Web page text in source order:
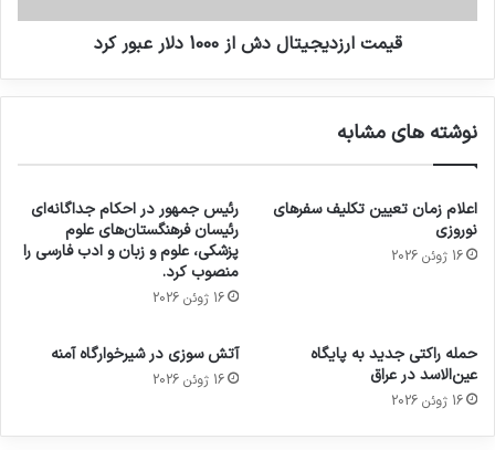
قیمت ارزدیجیتال دش از 1000 دلار عبور کرد
نوشته های مشابه
اعلام زمان تعیین تکلیف سفرهای
نوروزی
16 ژوئن 2026
رئیس جمهور در احکام جداگانه‌ای
رئیسان فرهنگستان‌های علوم
پزشکی، علوم و زبان و ادب فارسی را
منصوب کرد.
16 ژوئن 2026
حمله راکتی جدید به پایگاه
عین‌الاسد در عراق
16 ژوئن 2026
آتش سوزی در شیرخوارگاه آمنه
16 ژوئن 2026